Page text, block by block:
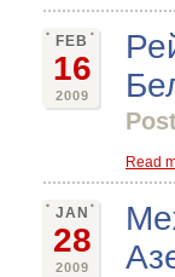
FEB
16
2009
Read
JAN
28
2009